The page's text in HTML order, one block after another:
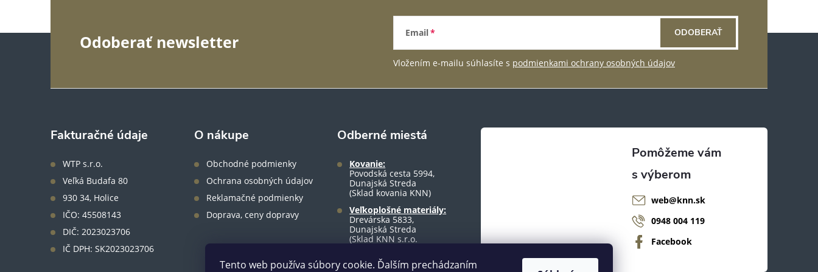
Tento web používa súbory cookie. Ďalším prechádzaním
Odoberať newsletter Email
Vložením e-mailu súhlasíte s podmienkami ochrany osobných údajov
ODOBERAŤ
Fakturačné údaje
WTP s.r.o.
Veľká Budafa 80
930 34, Holice
IČO: 45508143
DIČ: 2023023706
IČ DPH: SK2023023706
O nákupe
Obchodné podmienky
Ochrana osobných údajov
Reklamačné podmienky
Doprava, ceny dopravy
Odberné miestá
Kovanie:
Povodská cesta 5994,
Dunajská Streda
(Sklad kovania KNN)
Veľkoplošné materiály:
Drevárska 5833,
Dunajská Streda
(Sklad KNN s.r.o.
web@knn.sk
0948 004 119
Facebook